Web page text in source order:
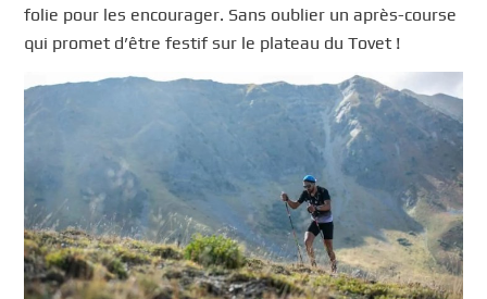
folie pour les encourager. Sans oublier un après-course
qui promet d’être festif sur le plateau du Tovet !